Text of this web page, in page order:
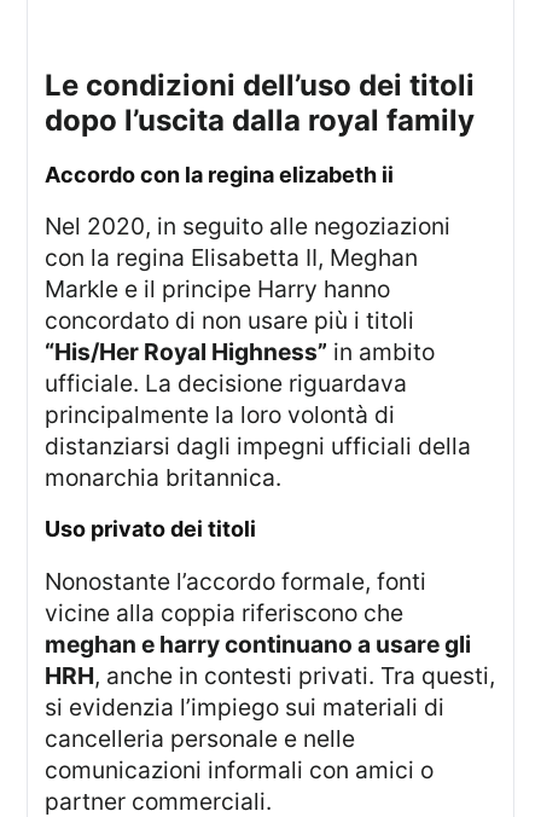
le condizioni dell’uso dei titoli
dopo l’uscita dalla royal family
accordo con la regina elizabeth ii
Nel 2020, in seguito alle negoziazioni
con la regina Elisabetta II, Meghan
Markle e il principe Harry hanno
concordato di non usare più i titoli
“His/Her Royal Highness” in ambito
ufficiale. La decisione riguardava
principalmente la loro volontà di
distanziarsi dagli impegni ufficiali della
monarchia britannica.
uso privato dei titoli
Nonostante l’accordo formale, fonti
vicine alla coppia riferiscono che
meghan e harry continuano a usare gli
HRH, anche in contesti privati. Tra questi,
si evidenzia l’impiego sui materiali di
cancelleria personale e nelle
comunicazioni informali con amici o
partner commerciali.